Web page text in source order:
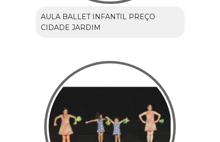
AULA BALLET INFANTIL PREÇO
CIDADE JARDIM